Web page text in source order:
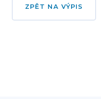
ZPĚT NA VÝPIS